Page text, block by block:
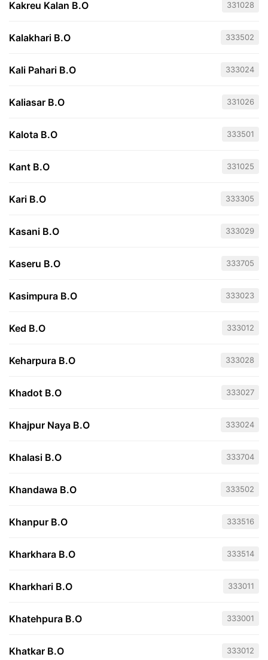
Kakreu Kalan B.O 331028
Kalakhari B.O 333502
Kali Pahari B.O 333024
Kaliasar B.O 331026
Kalota B.O 333501
Kant B.O 331025
Kari B.O 333305
Kasani B.O 333029
Kaseru B.O 333705
Kasimpura B.O 333023
Ked B.O 333012
Keharpura B.O 333028
Khadot B.O 333027
Khajpur Naya B.O 333024
Khalasi B.O 333704
Khandawa B.O 333502
Khanpur B.O 333516
Kharkhara B.O 333514
Kharkhari B.O 333011
Khatehpura B.O 333001
Khatkar B.O 333012